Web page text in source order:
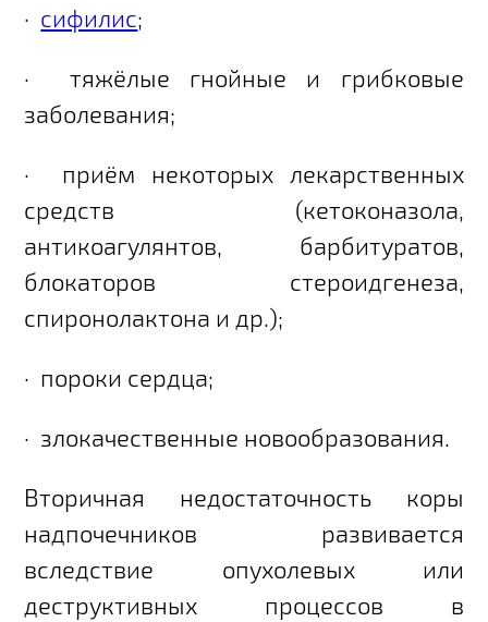
· сифилис;
·
тяжёлые гнойные и грибковые
заболевания;
·
приём некоторых лекарственных
средств (кетоконазола,
антикоагулянтов, барбитуратов,
блокаторов стероидгенеза,
спиронолактона и др.);
· пороки сердца;
· злокачественные новообразования.
Вторичная недостаточность коры
надпочечников развивается
вследствие опухолевых или
деструктивных процессов в